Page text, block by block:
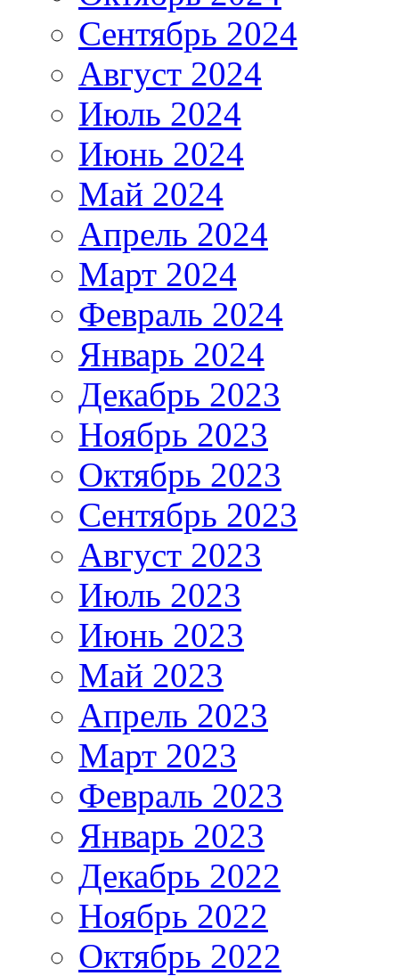
Сентябрь 2024
Август 2024
Июль 2024
Июнь 2024
Май 2024
Апрель 2024
Март 2024
Февраль 2024
Январь 2024
Декабрь 2023
Ноябрь 2023
Октябрь 2023
Сентябрь 2023
Август 2023
Июль 2023
Июнь 2023
Май 2023
Апрель 2023
Март 2023
Февраль 2023
Январь 2023
Декабрь 2022
Ноябрь 2022
Октябрь 2022